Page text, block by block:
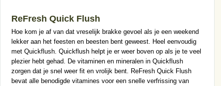
ReFresh Quick Flush
Hoe kom je af van dat vreselijk brakke gevoel als je een weekend
lekker aan het feesten en beesten bent geweest. Heel eenvoudig
met Quickflush. Quickflush helpt je er weer boven op als je te veel
plezier hebt gehad. De vitaminen en mineralen in Quickflush
zorgen dat je snel weer fit en vrolijk bent. ReFresh Quick Flush
bevat alle benodigde vitamines voor een snelle verfrissing van